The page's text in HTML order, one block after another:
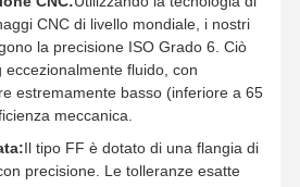
Video Chi Siamo
CNC di livello mondiale, i nostri
la precisione ISO Grado 6. Ciò
eccezionalmente fluido, con
estremamente basso (inferiore a 65
meccanica.
Il tipo FF è dotato di una flangia di
precisione. Le tolleranze esatte